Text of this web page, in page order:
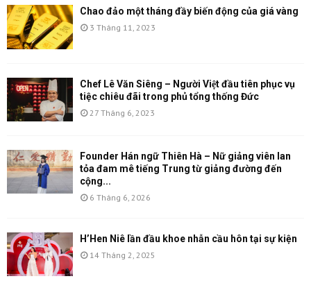
Chao đảo một tháng đầy biến động của giá vàng
3 Tháng 11, 2023
Chef Lê Văn Siêng – Người Việt đầu tiên phục vụ
tiệc chiêu đãi trong phủ tổng thống Đức
27 Tháng 6, 2023
Founder Hán ngữ Thiên Hà – Nữ giảng viên lan
tỏa đam mê tiếng Trung từ giảng đường đến
cộng...
6 Tháng 6, 2026
H’Hen Niê lần đầu khoe nhẫn cầu hôn tại sự kiện
14 Tháng 2, 2025